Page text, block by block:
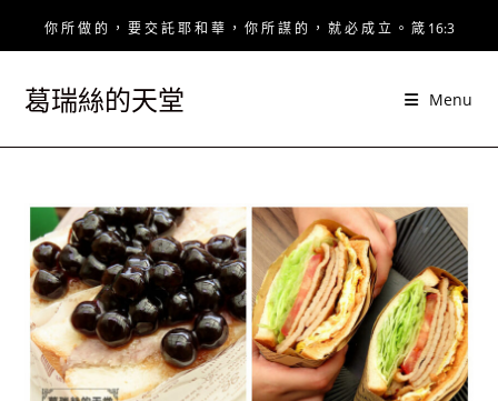
你 所 做 的 ， 要 交 託 耶 和 華 ， 你 所 謀 的 ， 就 必 成 立 。 箴 16:3
葛瑞絲的天堂 Menu